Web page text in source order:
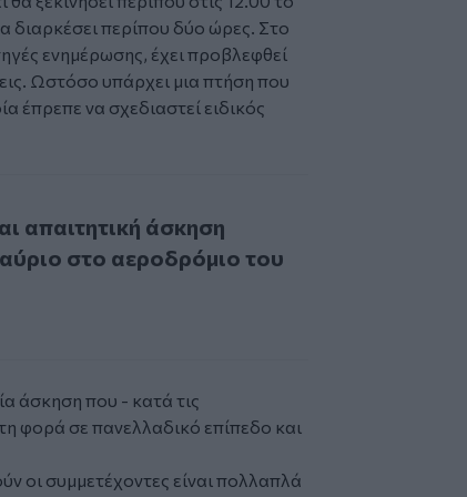
διαρκέσει περίπου δύο ώρες. Στο
ενημέρωσης, έχει προβλεφθεί
Ωστόσο υπάρχει μια πτήση που
έπρεπε να σχεδιαστεί ειδικός
άσκηση πραγματοποιείται αύριο στο
απαιτητική άσκηση
στο αεροδρόμιο του
άσκηση που - κατά τις
φορά σε πανελλαδικό επίπεδο και
οι συμμετέχοντες είναι πολλαπλά